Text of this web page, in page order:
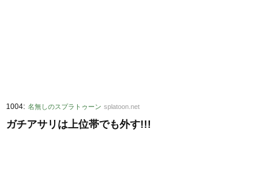
1004: 名無しのスプラトゥーン splatoon.net
ガチアサリは上位帯でも外す!!!